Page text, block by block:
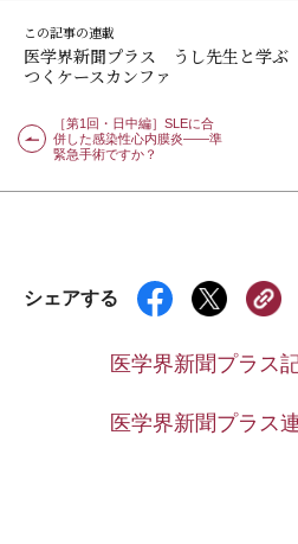
この記事の連載
医学界新聞プラス うし先生と学ぶ
つくケースカンファ
［第1回・日中編］SLEに合
併した感染性心内膜炎――準
緊急手術ですか？
シェアする
医学界新聞プラス
医学界新聞プラス